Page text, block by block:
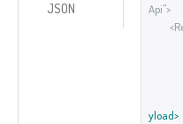
JSON
Api">
yload>